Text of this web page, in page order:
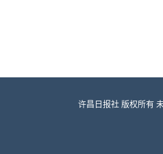
许昌日报社 版权所有